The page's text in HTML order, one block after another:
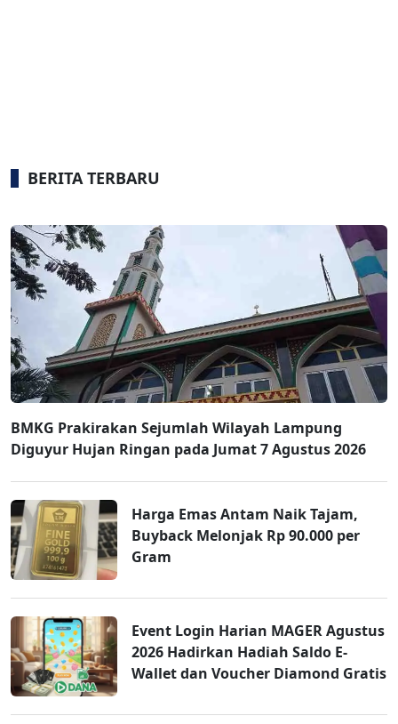
BERITA TERBARU
BMKG Prakirakan Sejumlah Wilayah Lampung
Diguyur Hujan Ringan pada Jumat 7 Agustus 2026
Harga Emas Antam Naik Tajam,
Buyback Melonjak Rp 90.000 per
Gram
Event Login Harian MAGER Agustus
2026 Hadirkan Hadiah Saldo E-
Wallet dan Voucher Diamond Gratis